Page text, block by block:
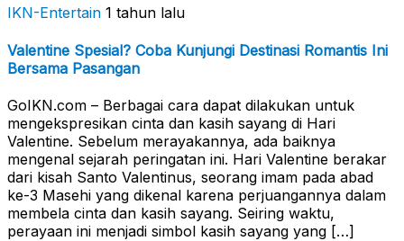
IKN-Entertain 1 tahun lalu
Valentine Spesial? Coba Kunjungi Destinasi Romantis Ini
Bersama Pasangan
GoIKN.com – Berbagai cara dapat dilakukan untuk
mengekspresikan cinta dan kasih sayang di Hari
Valentine. Sebelum merayakannya, ada baiknya
mengenal sejarah peringatan ini. Hari Valentine berakar
dari kisah Santo Valentinus, seorang imam pada abad
ke-3 Masehi yang dikenal karena perjuangannya dalam
membela cinta dan kasih sayang. Seiring waktu,
perayaan ini menjadi simbol kasih sayang yang […]